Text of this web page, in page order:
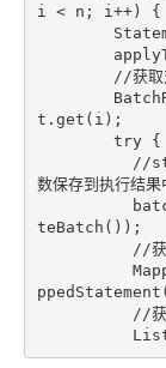
i < n; i++) {
//获取
t.get(i);
try {
//
数保存到执行结果
teBatch());
//获
//获